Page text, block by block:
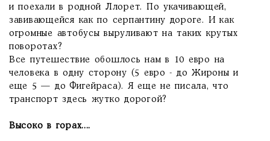
и поехали в родной Ллорет. По укачивающей,
завивающейся как по серпантину дороге. И как
огромные автобусы выруливают на таких крутых
поворотах?
Все путешествие обошлось нам в 10 евро на
человека в одну сторону (5 евро - до Жироны и
еще 5 — до Фигейраса). Я еще не писала, что
транспорт здесь жутко дорогой?
Высоко в горах....